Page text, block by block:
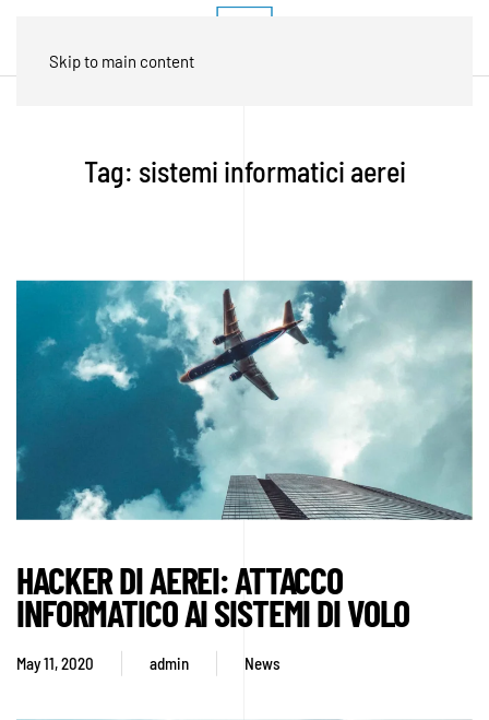
Skip to main content
Tag: sistemi informatici aerei
HACKER DI AEREI: ATTACCO
INFORMATICO AI SISTEMI DI VOLO
May 11, 2020 admin News